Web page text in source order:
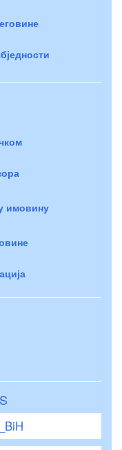
имовину